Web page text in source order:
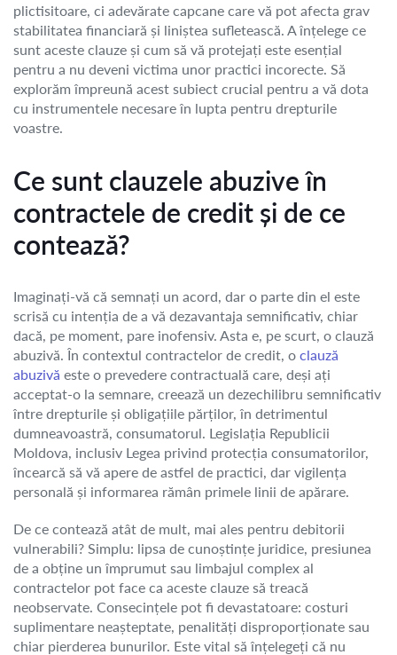
plictisitoare, ci adevărate capcane care vă pot afecta grav
stabilitatea financiară și liniștea sufletească. A înțelege ce
sunt aceste clauze și cum să vă protejați este esențial
pentru a nu deveni victima unor practici incorecte. Să
explorăm împreună acest subiect crucial pentru a vă dota
cu instrumentele necesare în lupta pentru drepturile
voastre.
Ce sunt clauzele abuzive în
contractele de credit și de ce
contează?
Imaginați-vă că semnați un acord, dar o parte din el este
scrisă cu intenția de a vă dezavantaja semnificativ, chiar
dacă, pe moment, pare inofensiv. Asta e, pe scurt, o clauză
abuzivă. În contextul contractelor de credit, o clauză
abuzivă este o prevedere contractuală care, deși ați
acceptat-o la semnare, creează un dezechilibru semnificativ
între drepturile și obligațiile părților, în detrimentul
dumneavoastră, consumatorul. Legislația Republicii
Moldova, inclusiv Legea privind protecția consumatorilor,
încearcă să vă apere de astfel de practici, dar vigilența
personală și informarea rămân primele linii de apărare.
De ce contează atât de mult, mai ales pentru debitorii
vulnerabili? Simplu: lipsa de cunoștințe juridice, presiunea
de a obține un împrumut sau limbajul complex al
contractelor pot face ca aceste clauze să treacă
neobservate. Consecințele pot fi devastatoare: costuri
suplimentare neașteptate, penalități disproporționate sau
chiar pierderea bunurilor. Este vital să înțelegeți că nu